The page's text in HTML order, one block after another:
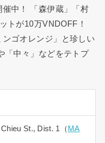
催中！ 「森伊蔵」「村
トが10万VNDOFF！
ゴオレンジ」と珍しい
「中々」などをテトプ
St., Dist. 1（ MA